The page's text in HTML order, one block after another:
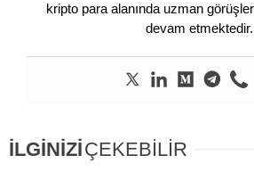
kripto para alanında uzman
devam etmektedir.
İLGİNİZİÇEKEBİLİR